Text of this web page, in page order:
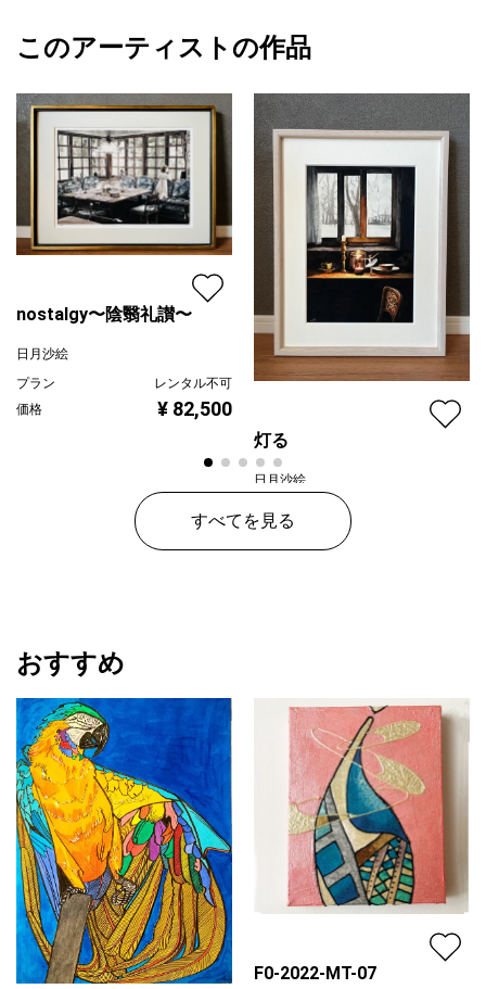
カラー
赤
ジャンル
配送目安
二週間以内
日月沙絵
このアーティストの作品
nostalgy〜陰翳礼讃〜
日月沙絵
プラン
レンタル不可
価格
¥ 82,500
灯る
日月沙絵
プラン
価格
すべてを見る
おすすめ
F0-2022-MT-07